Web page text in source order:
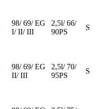
98/ 69/ EG
I/ II/ III
2,5l/ 66/
90PS
S
98/ 69/ EG
II/ III
2,5l/ 70/
95PS
S